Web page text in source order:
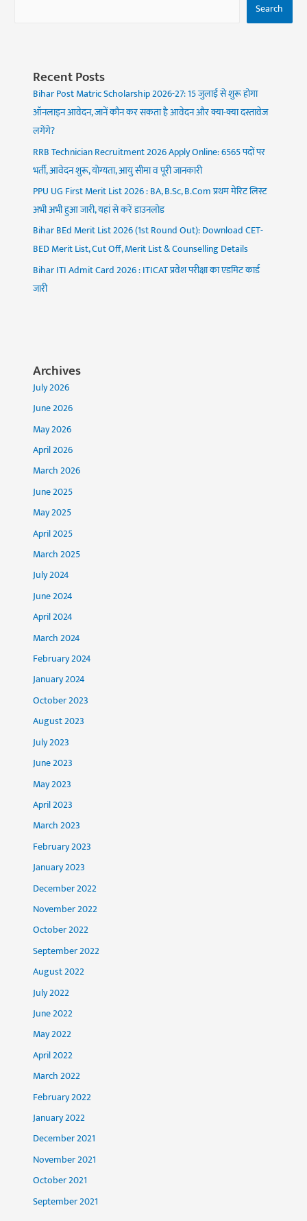
Search
Recent Posts
Bihar Post Matric Scholarship 2026-27: 15 जुलाई से शुरू होगा
ऑनलाइन आवेदन, जानें कौन कर सकता है आवेदन और क्या-क्या दस्तावेज
लगेंगे?
RRB Technician Recruitment 2026 Apply Online: 6565 पदों पर
भर्ती, आवेदन शुरू, योग्यता, आयु सीमा व पूरी जानकारी
PPU UG First Merit List 2026 : BA, B.Sc, B.Com प्रथम मेरिट लिस्ट
अभी अभी हुआ जारी, यहां से करें डाउनलोड
Bihar BEd Merit List 2026 (1st Round Out): Download CET-
BED Merit List, Cut Off, Merit List & Counselling Details
Bihar ITI Admit Card 2026 : ITICAT प्रवेश परीक्षा का एडमिट कार्ड
जारी
Archives
July 2026
June 2026
May 2026
April 2026
March 2026
June 2025
May 2025
April 2025
March 2025
July 2024
June 2024
April 2024
March 2024
February 2024
January 2024
October 2023
August 2023
July 2023
June 2023
May 2023
April 2023
March 2023
February 2023
January 2023
December 2022
November 2022
October 2022
September 2022
August 2022
July 2022
June 2022
May 2022
April 2022
March 2022
February 2022
January 2022
December 2021
November 2021
October 2021
September 2021